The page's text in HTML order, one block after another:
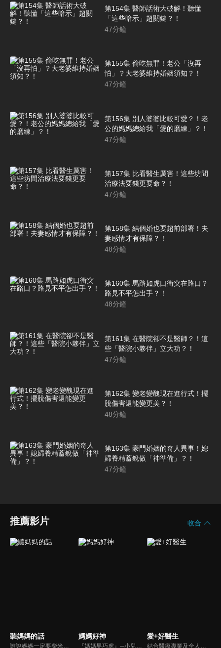
第154集 醫師話術大破解！聽懂
「這些暗示」超關鍵？！
47分鐘
第155集 偷吃無罪！老公「沒再
怕」？大老婆維持婚姻須知？！
47分鐘
第156集 別人婆婆比較可愛？！老
公的媽媽總給我「愛的磨練」？！
47分鐘
第157集 比看醫生厲害！這些坊間
治療法要錢更要命？！
47分鐘
第158集 結個婚也要超前部署！夫
妻感情才有保障？！
48分鐘
第160集 馬路如虎口衝突在路口？
路見不平怎出手？！
48分鐘
第161集 在醫院卻不是醫師？！這
些「醫院小夥伴」立大功？！
47分鐘
第162集 變老變醜現在進行式！擺
脫傷害還能變更美？！
48分鐘
第163集 豪門婚姻的奇人異事！媳
婦養精蓄銳做「神準備」？！
47分鐘
推薦影片 收合
聽媽媽的話 媽媽好神 愛+好醫生